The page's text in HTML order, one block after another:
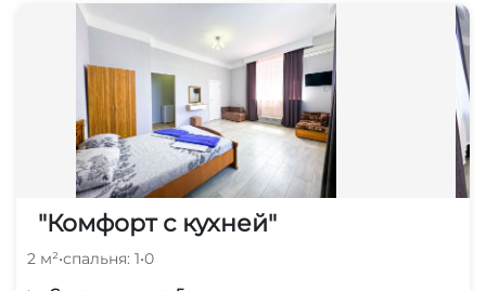
"Комфорт с кухней"
2 м²•спальня: 1•0